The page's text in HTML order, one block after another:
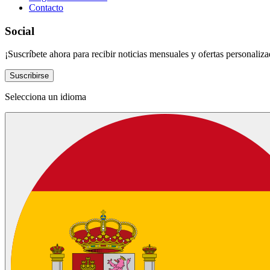
Contacto
Social
¡Suscríbete ahora para recibir noticias mensuales y ofertas
Suscribirse
Selecciona un idioma